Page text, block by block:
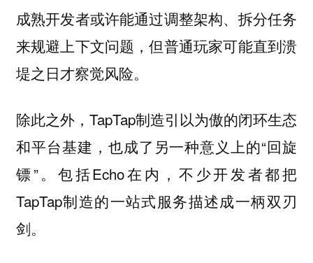
成熟开发者或许能通过调整架构、拆分任务
来规避上下文问题，但普通玩家可能直到溃
堤之日才察觉风险。
除此之外，TapTap制造引以为傲的闭环生态
和平台基建，也成了另一种意义上的“回旋
镖”。包括Echo在内，不少开发者都把
TapTap制造的一站式服务描述成一柄双刃
剑。